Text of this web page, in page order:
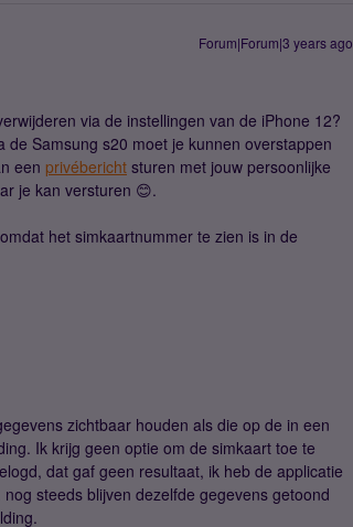
Forum|Forum|3 years ago
via de instellingen van de iPhone 12?
Samsung s20 moet je kunnen overstappen
een privébericht sturen met jouw persoonlijke
je kan versturen 😊.
het simkaartnummer te zien is in de
zichtbaar houden als die op de in een
Ik krijg geen optie om de simkaart toe te
dat gaf geen resultaat, ik heb de applicatie
steeds blijven dezelfde gegevens getoond